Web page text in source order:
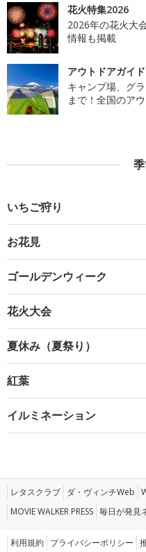
花火特集2026
2026年の花火大
情報も掲載
アウトドアガイド
キャンプ場、グ
まで！全国のア
いちご狩り
お花見
ゴールデンウィーク
花火大会
夏休み（夏祭り）
紅葉
イルミネーション
レタスクラブ ダ・ヴィンチWeb
MOVIE WALKER PRESS 毎日が発見
利用規約 プライバシーポリシー